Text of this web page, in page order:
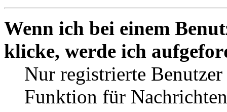
Wenn ich bei einem
klicke, werde ich
Nur registrierte
Funktion für